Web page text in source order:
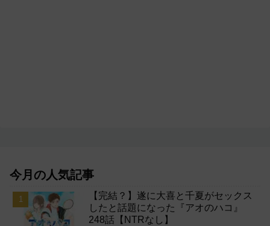
今月の人気記事
【完結？】遂に大喜と千夏がセックス
したと話題になった『アオのハコ』
248話【NTRなし】